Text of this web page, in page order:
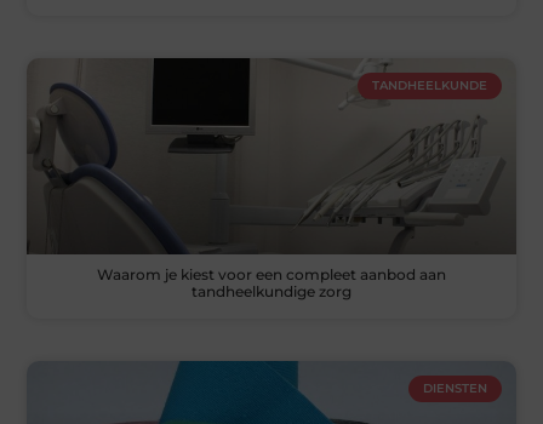
TANDHEELKUNDE
Waarom je kiest voor een compleet aanbod aan
tandheelkundige zorg
DIENSTEN